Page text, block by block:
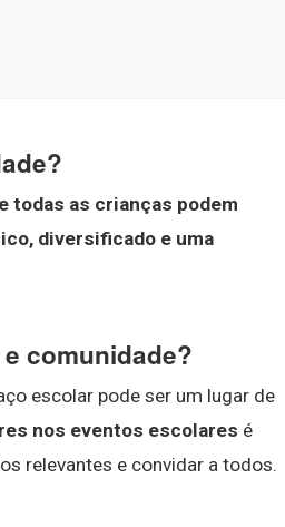
todas as crianças podem
diversificado e uma
comunidade?
escolar pode ser um lugar de
nos eventos escolares é
relevantes e convidar a todos.